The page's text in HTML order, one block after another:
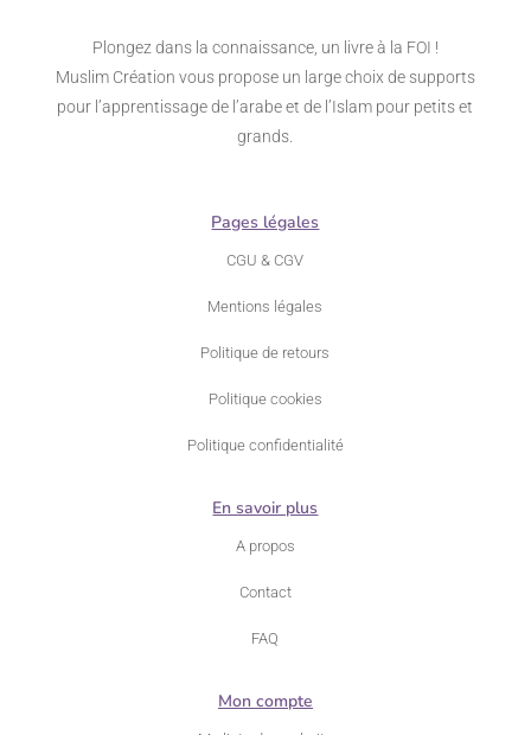
Plongez dans la connaissance, un livre à la FOI !
Muslim Création vous propose un large choix de supports
pour l’apprentissage de l’arabe et de l’Islam pour petits et
grands.
Pages légales
CGU & CGV
Mentions légales
Politique de retours
Politique cookies
Politique confidentialité
En savoir plus
A propos
Contact
FAQ
Mon compte